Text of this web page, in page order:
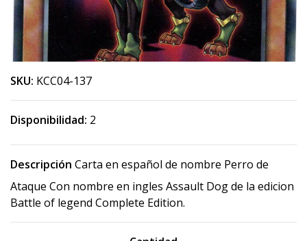
SKU: KCC04-137
Disponibilidad: 2
Descripción Carta en español de nombre Perro de
Ataque Con nombre en ingles Assault Dog de la edicion
Battle of legend Complete Edition.